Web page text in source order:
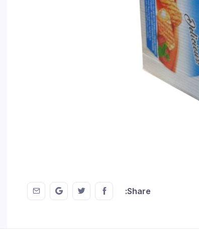
Share:
Share this on FaceBook
Share this on Twitter
on GMail